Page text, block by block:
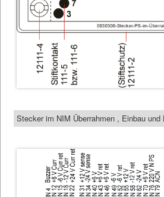
Stecker im NIM Überrahmen , Einbau